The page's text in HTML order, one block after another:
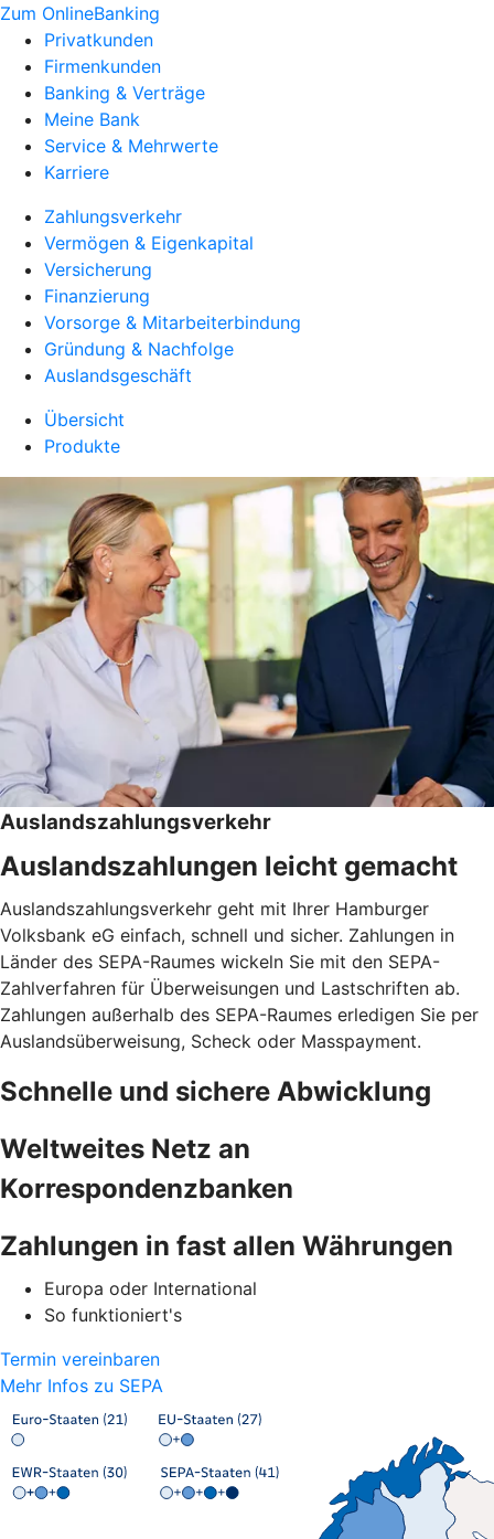
Zum OnlineBanking
Privatkunden
Firmenkunden
Banking & Verträge
Meine Bank
Service & Mehrwerte
Karriere
Zahlungsverkehr
Vermögen & Eigenkapital
Versicherung
Finanzierung
Vorsorge & Mitarbeiterbindung
Gründung & Nachfolge
Auslandsgeschäft
Übersicht
Produkte
Auslandszahlungsverkehr
Auslandszahlungen leicht gemacht
Auslandszahlungsverkehr geht mit Ihrer Hamburger
Volksbank eG einfach, schnell und sicher. Zahlungen in
Länder des SEPA-Raumes wickeln Sie mit den SEPA-
Zahlverfahren für Überweisungen und Lastschriften ab.
Zahlungen außerhalb des SEPA-Raumes erledigen Sie per
Auslandsüberweisung, Scheck oder Masspayment.
Schnelle und sichere Abwicklung
Weltweites Netz an
Korrespondenzbanken
Zahlungen in fast allen Währungen
Europa oder International
So funktioniert's
Termin vereinbaren
Mehr Infos zu SEPA